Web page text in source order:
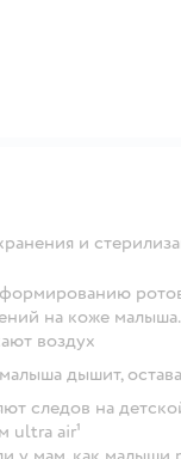
и
на коже малыша.
воздух
дышит,
следов на
ultra air¹